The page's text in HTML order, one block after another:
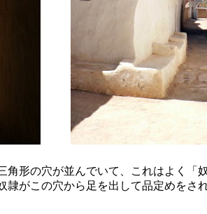
角形の穴が並んでいて、これはよく「
隷がこの穴から足を出して品定めをさ